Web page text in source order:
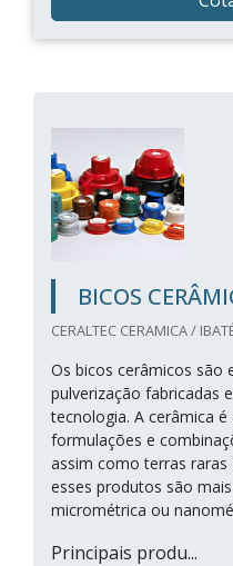
BICOS
CERALTEC CERAMICA /
Os bicos cerâmicos são
pulverização fabricadas
tecnologia. A cerâmica
formulações e
assim como terras
esses produtos são
micrométrica ou
Principais produ...